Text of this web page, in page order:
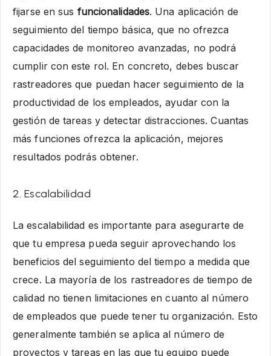
fijarse en sus funcionalidades. Una aplicación de
seguimiento del tiempo básica, que no ofrezca
capacidades de monitoreo avanzadas, no podrá
cumplir con este rol. En concreto, debes buscar
rastreadores que puedan hacer seguimiento de la
productividad de los empleados, ayudar con la
gestión de tareas y detectar distracciones. Cuantas
más funciones ofrezca la aplicación, mejores
resultados podrás obtener.
2. Escalabilidad
La escalabilidad es importante para asegurarte de
que tu empresa pueda seguir aprovechando los
beneficios del seguimiento del tiempo a medida que
crece. La mayoría de los rastreadores de tiempo de
calidad no tienen limitaciones en cuanto al número
de empleados que puede tener tu organización. Esto
generalmente también se aplica al número de
proyectos y tareas en las que tu equipo puede